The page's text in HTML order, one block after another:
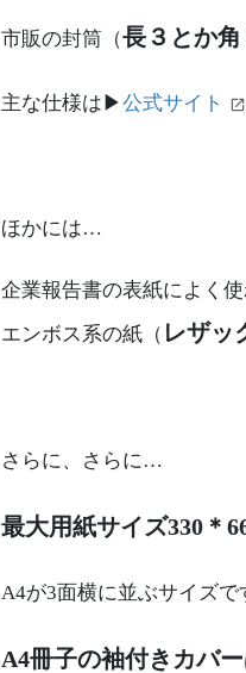
市販の封筒（長３とか
主な仕様は▶公式サイト
ほかには…
企業報告書の表紙によく
エンボス系の紙（ レザッ
さらに、さらに…
最大用紙サイズ330＊
A4が3面横に並ぶサイズで
A4冊子の袖付きカバー